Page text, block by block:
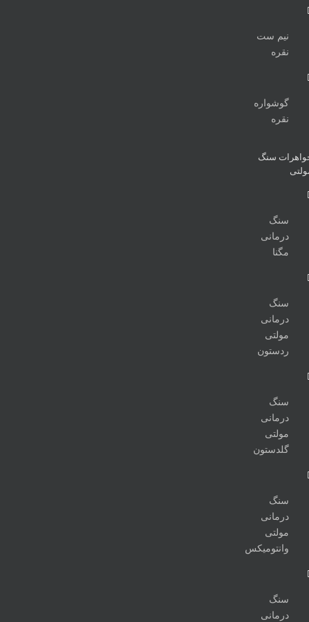
نیم ست
نقره
گوشواره
نقره
سنگ
سنگ
درمانی
مگنا
سنگ
درمانی
مولتی
ردستون
سنگ
درمانی
مولتی
گلدستون
سنگ
درمانی
مولتی
وانتومیکس
سنگ
درمانی